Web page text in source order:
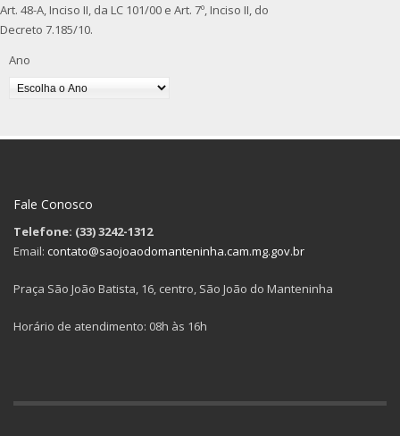
Art. 48-A, Inciso II, da LC 101/00 e Art. 7º, Inciso II, do
Decreto 7.185/10.
Ano
Fale Conosco
Telefone: (33) 3242-1312
Email: contato@saojoaodomanteninha.cam.mg.gov.br
Praça São João Batista, 16, centro, São João do Manteninha
Horário de atendimento: 08h às 16h